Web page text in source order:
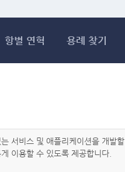
항별 연혁 용례 찾기
서비스 및 애플리케이션을 개발
이용할 수 있도록 제공합니다.